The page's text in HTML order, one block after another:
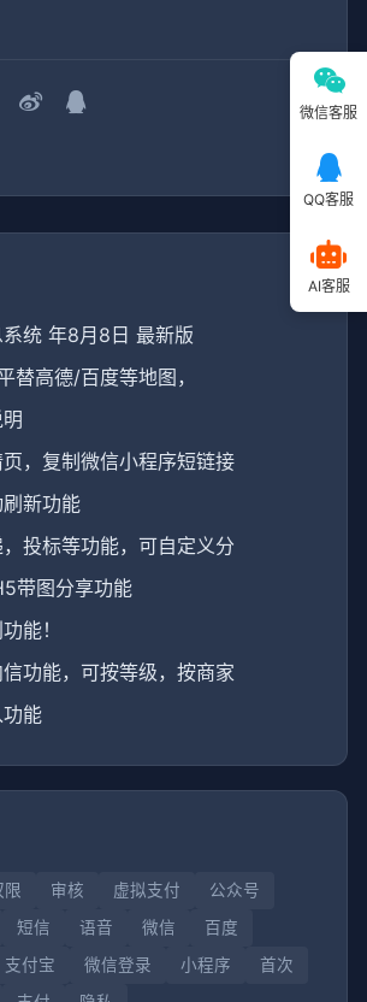
统 年8月8日 最新版
替高德/百度等地图，
，复制微信小程序短链接
新功能
投标等功能，可自定义分
带图分享功能
能！
功能，可按等级，按商家
能
限 审核 虚拟支付
公众号
短信 语音 微信
百度
支付宝 微信登录 小程序
首次
微信客服
QQ客服
AI客服